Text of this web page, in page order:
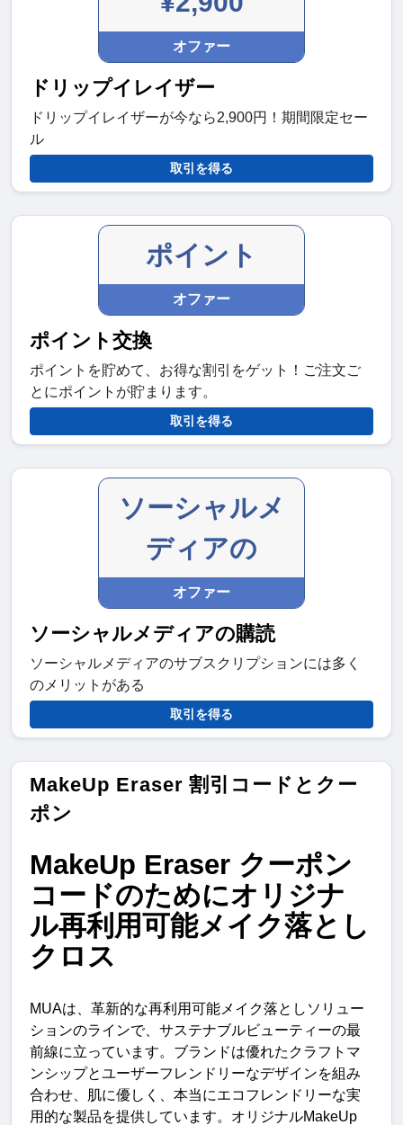
オファー
ドリップイレイザー
ドリップイレイザーが今なら2,900円！期間限定セー
ル
取引を得る
ポイント
オファー
ポイント交換
ポイントを貯めて、お得な割引をゲット！ご注文ご
とにポイントが貯まります。
取引を得る
ソーシャルメ
ディアの
オファー
ソーシャルメディアの購読
ソーシャルメディアのサブスクリプションには多く
のメリットがある
取引を得る
MakeUp Eraser 割引コードとクー
ポン
MakeUp Eraser クーポン
コードのためにオリジナ
ル再利用可能メイク落とし
クロス
MUAは、革新的な再利用可能メイク落としソリュー
ションのラインで、サステナブルビューティーの最
前線に立っています。ブランドは優れたクラフトマ
ンシップとユーザーフレンドリーなデザインを組み
合わせ、肌に優しく、本当にエコフレンドリーな実
用的な製品を提供しています。オリジナルMakeUp